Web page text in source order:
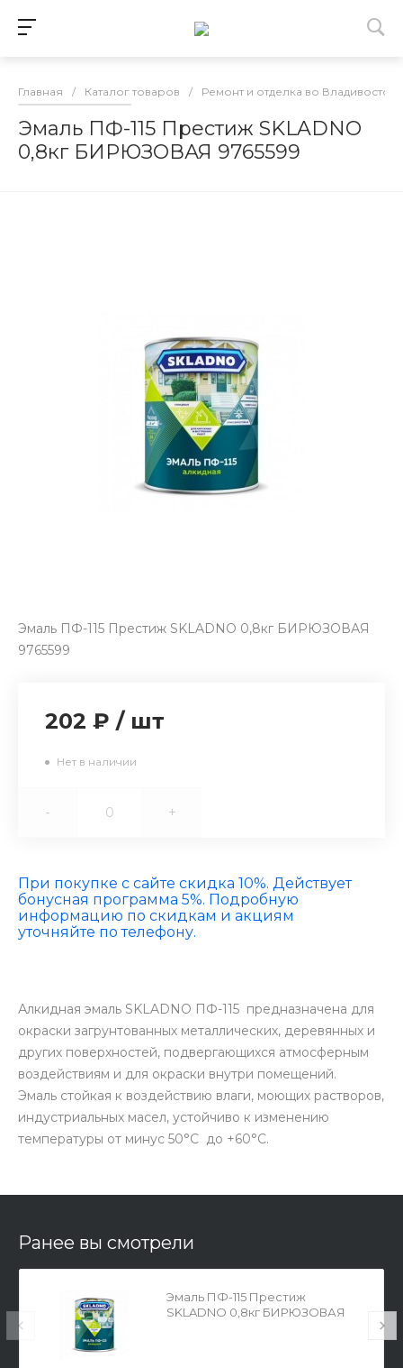
Главная / Каталог товаров / Ремонт и отделка во Владивостоке
Эмаль ПФ-115 Престиж SKLADNO
0,8кг БИРЮЗОВАЯ 9765599
Эмаль ПФ-115 Престиж SKLADNO 0,8кг БИРЮЗОВАЯ
9765599
202 ₽ / шт
Нет в наличии
- +
При покупке с сайте скидка 10%. Действует
бонусная программа 5%. Подробную
информацию по скидкам и акциям
уточняйте по телефону.
Алкидная эмаль SKLADNO ПФ-115 предназначена для
окраски загрунтованных металлических, деревянных и
других поверхностей, подвергающихся атмосферным
воздействиям и для окраски внутри помещений.
Эмаль стойкая к воздействию влаги, моющих растворов,
индустриальных масел, устойчиво к изменению
температуры от минус 50°С до +60°С.
Ранее вы смотрели
Эмаль ПФ-115 Престиж
SKLADNO 0,8кг БИРЮЗОВАЯ